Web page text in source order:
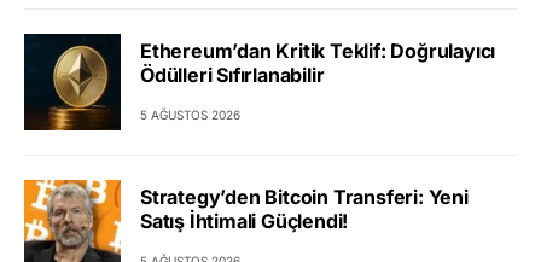
Ethereum’dan Kritik Teklif: Doğrulayıcı
Ödülleri Sıfırlanabilir
5 AĞUSTOS 2026
Strategy’den Bitcoin Transferi: Yeni
Satış İhtimali Güçlendi!